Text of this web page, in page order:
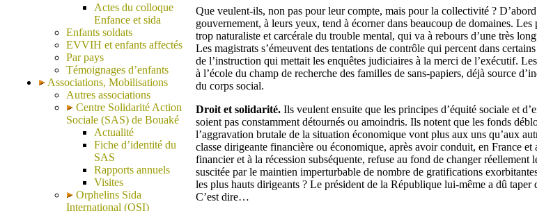
Actes du colloque
Enfance et sida
Enfants soldats
EVVIH et enfants affectés
Par pays
Témoignages d’enfants
Associations, Mobilisations
Autres associations
Centre Solidarité Action
Sociale (SAS) de Bouaké
Actualité
Fiche d’identité du
SAS
Rapports annuels
Visites
Orphelins Sida
International (OSI)
Que veulent-ils, non pas pour leur compte, mais pour la collectivité ?
gouvernement, à leurs yeux, tend à écorner dans beaucoup de domaines.
trop naturaliste et carcérale du trouble mental, qui va à rebours d’une très
Les magistrats s’émeuvent des tentations de contrôle qui percent dans
de l’instruction qui mettait les enquêtes judiciaires à la merci de l’exécutif.
à l’école du champ de recherche des familles de sans-papiers, déjà source
du corps social.
Droit et solidarité. Ils veulent ensuite que les principes d’équité sociale et
soient pas constamment détournés ou amoindris. Ils notent que les fonds
l’aggravation brutale de la situation économique vont plus aux uns qu’aux
classe dirigeante financière ou économique, après avoir conduit, en France
financier et à la récession subséquente, refuse au fond de changer
suscitée par le maintien imperturbable de nombre de gratifications
les plus hauts dirigeants ? Le président de la République lui-même a dû
C’est dire…